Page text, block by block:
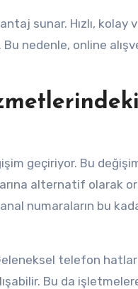
sunar. Hızlı, kolay
nedenle, online
geçiriyor. Bu
alternatif olarak
numaraların bu
telefon
Bu da